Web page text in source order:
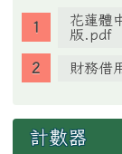
花蓮體
版.pdf
財務借
計數器